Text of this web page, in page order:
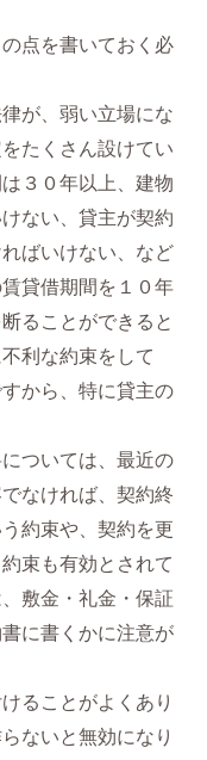
点を書いておく必
が、弱い立場にな
たくさん設けてい
３０年以上、建物
ない、貸主が契約
ばいけない、など
貸借期間を１０年
ることができると
利な約束をして
から、特に貸主の
ついては、最近の
なければ、契約終
約束や、契約を更
束も有効とされて
敷金・礼金・保証
に書くかに注意が
ることがよくあり
ないと無効になり